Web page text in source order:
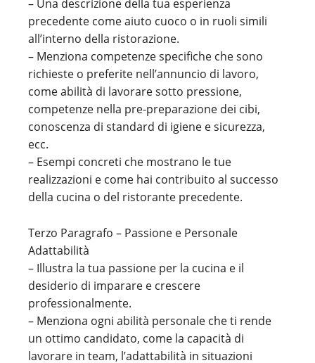
– Una descrizione della tua esperienza
precedente come aiuto cuoco o in ruoli simili
all’interno della ristorazione.
– Menziona competenze specifiche che sono
richieste o preferite nell’annuncio di lavoro,
come abilità di lavorare sotto pressione,
competenze nella pre-preparazione dei cibi,
conoscenza di standard di igiene e sicurezza,
ecc.
– Esempi concreti che mostrano le tue
realizzazioni e come hai contribuito al successo
della cucina o del ristorante precedente.
Terzo Paragrafo – Passione e Personale
Adattabilità
– Illustra la tua passione per la cucina e il
desiderio di imparare e crescere
professionalmente.
– Menziona ogni abilità personale che ti rende
un ottimo candidato, come la capacità di
lavorare in team, l’adattabilità in situazioni